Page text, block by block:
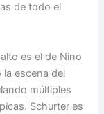
de todo el
es el de Nino
la escena del
múltiples
Schurter es